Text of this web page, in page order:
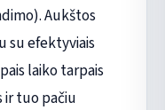
Aukštos
su efektyviais
laiko tarpais
tuo pačiu